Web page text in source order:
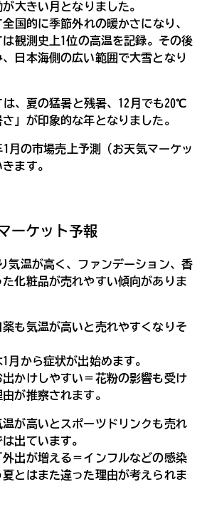
大きい月となりました。
国的に季節外れの暖かさになり、
観測史上1位の高温を記録。その後
日本海側の広い範囲で大雪となり
は、夏の猛暑と残暑、12月でも20℃
」が印象的な年となりました。
1月の市場売上予測（お天気マーケッ
ます。
ーケット予報
気温が高く、ファンデーション、香
化粧品が売れやすい傾向がありま
も気温が高いと売れやすくなりそ
月から症状が出始めます。
出かけしやすい＝花粉の影響も受け
が推察されます。
が高いとスポーツドリンクも売れ
出ています。
出が増える＝インフルなどの感染
とはまた違った理由が考えられま